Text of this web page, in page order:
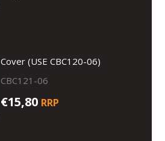
Cover (USE CBC120-06)
CBC121-06
€15,80 RRP